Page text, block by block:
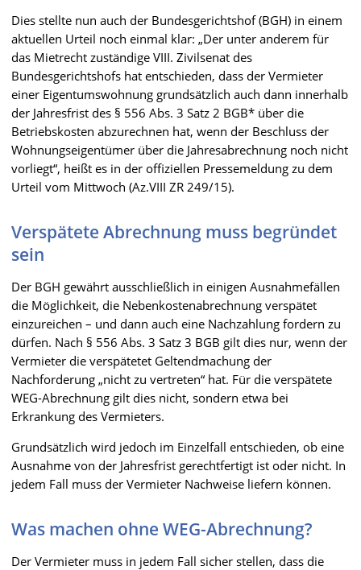
Dies stellte nun auch der Bundesgerichtshof (BGH) in einem
aktuellen Urteil noch einmal klar: „Der unter anderem für
das Mietrecht zuständige VIII. Zivilsenat des
Bundesgerichtshofs hat entschieden, dass der Vermieter
einer Eigentumswohnung grundsätzlich auch dann innerhalb
der Jahresfrist des § 556 Abs. 3 Satz 2 BGB* über die
Betriebskosten abzurechnen hat, wenn der Beschluss der
Wohnungseigentümer über die Jahresabrechnung noch nicht
vorliegt“, heißt es in der offiziellen Pressemeldung zu dem
Urteil vom Mittwoch (Az.VIII ZR 249/15).
Verspätete Abrechnung muss begründet
sein
Der BGH gewährt ausschließlich in einigen Ausnahmefällen
die Möglichkeit, die Nebenkostenabrechnung verspätet
einzureichen – und dann auch eine Nachzahlung fordern zu
dürfen. Nach § 556 Abs. 3 Satz 3 BGB gilt dies nur, wenn der
Vermieter die verspätetet Geltendmachung der
Nachforderung „nicht zu vertreten“ hat. Für die verspätete
WEG-Abrechnung gilt dies nicht, sondern etwa bei
Erkrankung des Vermieters.
Grundsätzlich wird jedoch im Einzelfall entschieden, ob eine
Ausnahme von der Jahresfrist gerechtfertigt ist oder nicht. In
jedem Fall muss der Vermieter Nachweise liefern können.
Was machen ohne WEG-Abrechnung?
Der Vermieter muss in jedem Fall sicher stellen, dass die